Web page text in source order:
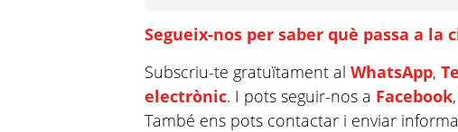
Segueix-nos per saber què passa a la
Subscriu-te gratuïtament alWhatsApp,
electrònic. I pots seguir-nos a Facebook
També ens pots contactar i enviar